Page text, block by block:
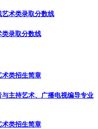
艺术类录取分数线
类录取分数线
术类招生简章
主持艺术、广播电视编导专业
术类招生简章